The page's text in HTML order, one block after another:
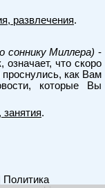
развлечения.
соннику Миллера) -
что скоро
как Вам
которые Вы
.
Политика